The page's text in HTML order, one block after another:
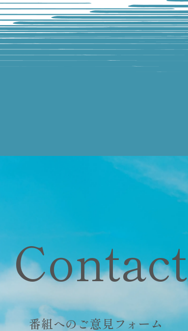
Contact
番組へのご意見フォーム